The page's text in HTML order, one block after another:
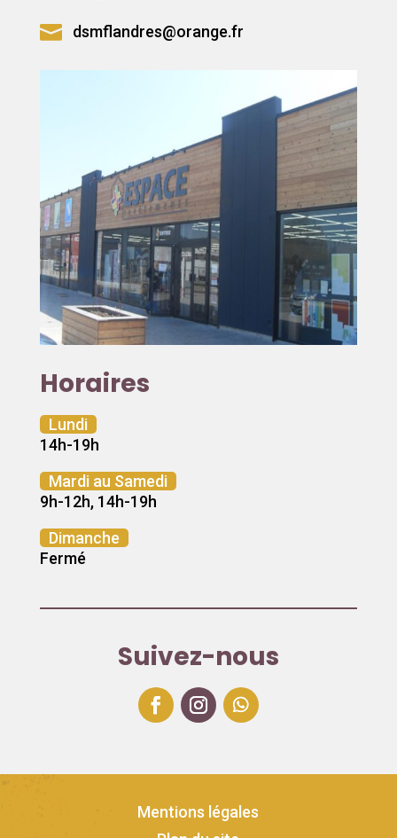
 dsmflandres@orange.fr
Horaires
Lundi
14h-19h
Mardi au Samedi
9h-12h, 14h-19h
Dimanche
Fermé
Suivez-nous
Mentions légales